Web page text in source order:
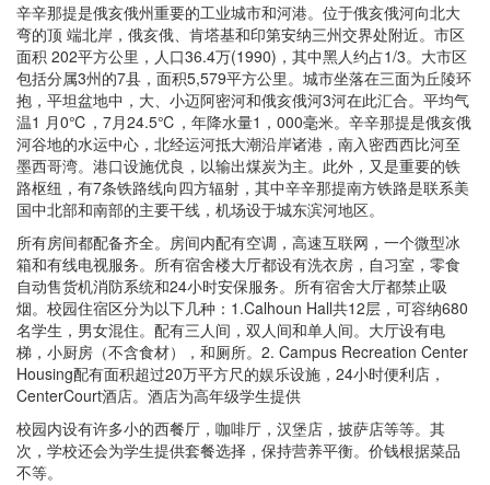
辛辛那提是俄亥俄州重要的工业城市和河港。位于俄亥俄河向北大
弯的顶 端北岸，俄亥俄、肯塔基和印第安纳三州交界处附近。市区
面积 202平方公里，人口36.4万(1990)，其中黑人约占1/3。大市区
包括分属3州的7县，面积5,579平方公里。城市坐落在三面为丘陵环
抱，平坦盆地中，大、小迈阿密河和俄亥俄河3河在此汇合。平均气
温1 月0℃，7月24.5℃，年降水量1，000毫米。辛辛那提是俄亥俄
河谷地的水运中心，北经运河抵大潮沿岸诸港，南入密西西比河至
墨西哥湾。港口设施优良，以输出煤炭为主。此外，又是重要的铁
路枢纽，有7条铁路线向四方辐射，其中辛辛那提南方铁路是联系美
国中北部和南部的主要干线，机场设于城东滨河地区。
所有房间都配备齐全。房间内配有空调，高速互联网，一个微型冰
箱和有线电视服务。所有宿舍楼大厅都设有洗衣房，自习室，零食
自动售货机消防系统和24小时安保服务。所有宿舍大厅都禁止吸
烟。校园住宿区分为以下几种：1.Calhoun Hall共12层，可容纳680
名学生，男女混住。配有三人间，双人间和单人间。大厅设有电
梯，小厨房（不含食材），和厕所。2. Campus Recreation Center
Housing配有面积超过20万平方尺的娱乐设施，24小时便利店，
CenterCourt酒店。酒店为高年级学生提供
校园内设有许多小的西餐厅，咖啡厅，汉堡店，披萨店等等。其
次，学校还会为学生提供套餐选择，保持营养平衡。价钱根据菜品
不等。